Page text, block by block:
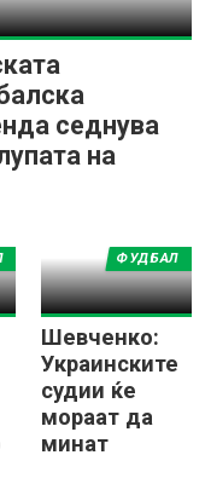
седнува
на
Шевченко:
Украинските
судии ќе
мораат да
минат
ФУДБАЛ